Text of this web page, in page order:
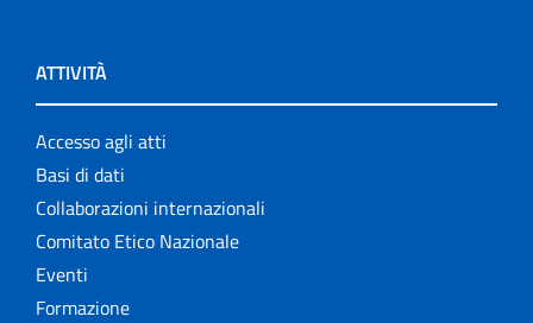
ATTIVITÀ
Accesso agli atti
Basi di dati
Collaborazioni internazionali
Comitato Etico Nazionale
Eventi
Formazione